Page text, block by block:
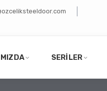
SERILER